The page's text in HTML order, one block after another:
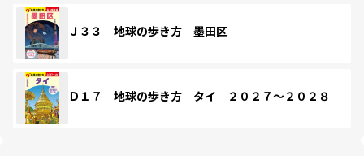
Ｊ３３ 地球の歩き方 墨田区
Ｄ１７ 地球の歩き方 タイ ２０２７～２０２８